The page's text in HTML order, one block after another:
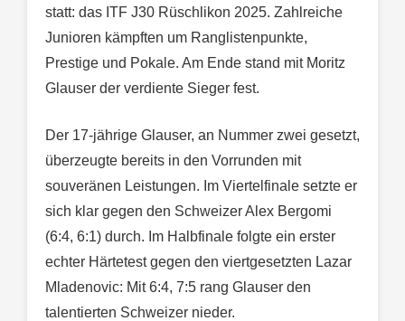
statt: das ITF J30 Rüschlikon 2025. Zahlreiche
Junioren kämpften um Ranglistenpunkte,
Prestige und Pokale. Am Ende stand mit Moritz
Glauser der verdiente Sieger fest.
Der 17-jährige Glauser, an Nummer zwei gesetzt,
überzeugte bereits in den Vorrunden mit
souveränen Leistungen. Im Viertelfinale setzte er
sich klar gegen den Schweizer Alex Bergomi
(6:4, 6:1) durch. Im Halbfinale folgte ein erster
echter Härtetest gegen den viertgesetzten Lazar
Mladenovic: Mit 6:4, 7:5 rang Glauser den
talentierten Schweizer nieder.